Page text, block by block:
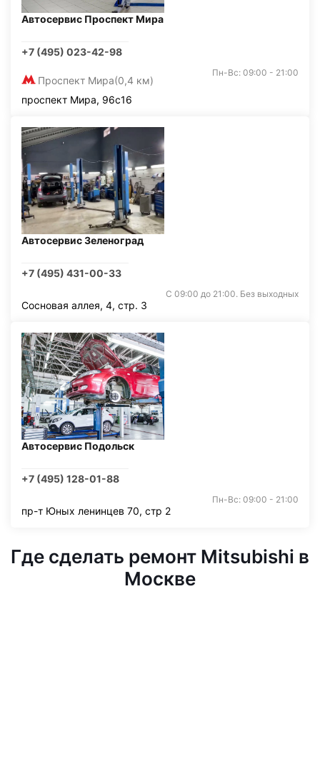
Автосервис Проспект Мира
+7 (495) 023-42-98
Проспект Мира(0,4 км)
Пн-Вс: 09:00 - 21:00
проспект Мира, 96с16
Автосервис Зеленоград
+7 (495) 431-00-33
С 09:00 до 21:00. Без выходных
Сосновая аллея, 4, стр. 3
Автосервис Подольск
+7 (495) 128-01-88
Пн-Вс: 09:00 - 21:00
пр-т Юных ленинцев 70, стр 2
Где сделать ремонт Mitsubishi в
Москве